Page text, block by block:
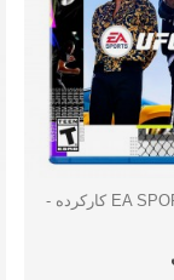
بازی EA SPORTS UFC 4 کارکرده -